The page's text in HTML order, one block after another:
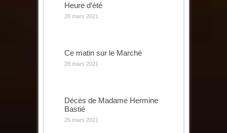
Heure d’été
28 mars 2021
Ce matin sur le Marché
28 mars 2021
Décès de Madame Hermine
Bastié
25 mars 2021